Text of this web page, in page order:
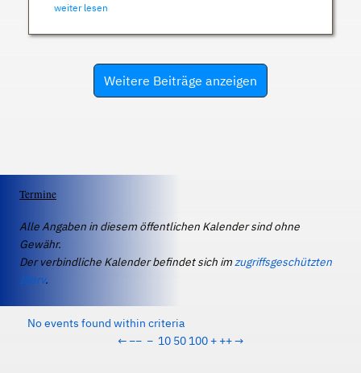
weiter lesen
Weitere Beiträge anzeigen
Termine
Alle Angaben in diesem öffentlichen Kalender sind ohne
Gewähr.
Der verbindliche Kalender befindet sich imzugriffsgeschützten
IServ.
No events found within criteria
← −− − 10 50 100 + ++→